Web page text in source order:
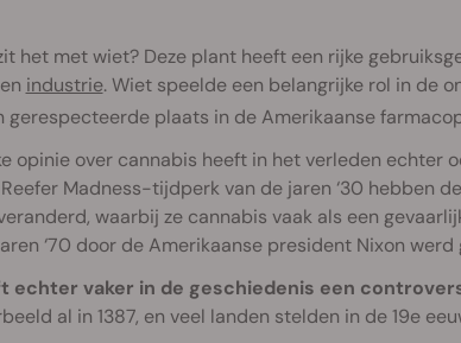
het met wiet? Deze plant heeft een rijke
industrie. Wiet speelde een belangrijke rol in de
gerespecteerde plaats in de Amerikaanse
opinie over cannabis heeft in het verleden echter
Reefer Madness-tijdperk van de jaren ‘30 hebben
waarbij ze cannabis vaak als een
‘70 door de Amerikaanse president Nixon
echter vaker in de geschiedenis een
al in 1387, en veel landen stelden in de 19e